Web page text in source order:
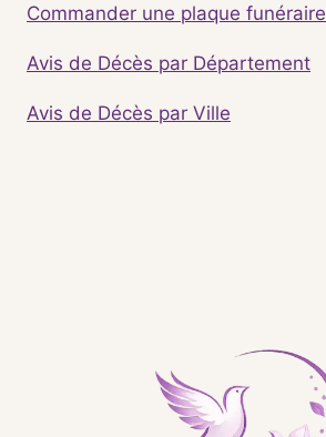
Commander une plaque funéraire
Avis de Décès par Département
Avis de Décès par Ville